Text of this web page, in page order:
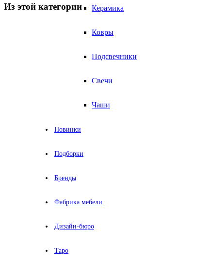
Керамика
Ковры
Подсвечники
Свечи
Чаши
Новинки
Подборки
Бренды
Фабрика мебели
Дизайн-бюро
Таро
Из этой категории